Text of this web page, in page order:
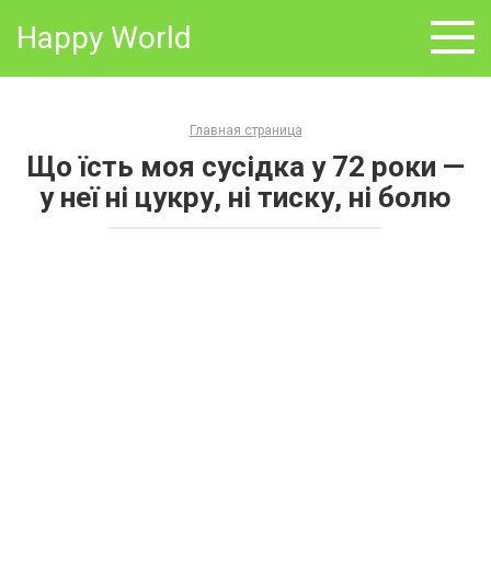
Happy World
Главная страница
Що їсть моя сусідка у 72 роки —
у неї ні цукру, ні тиску, ні болю